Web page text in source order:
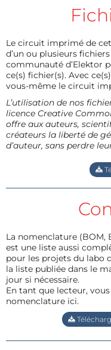
Le circuit imprimé de
d’un ou plusieurs
communauté d’Elektor
ce(s) fichier(s). Avec
vous-même le circuit
L’utilisation de nos
licence Creative
offre aux auteurs,
créateurs la liberté de
d’auteur, sans perdre
La nomenclature (BOM,
est une liste aussi
pour les projets du labo
la liste publiée dans le
jour si nécessaire.
En tant que lecteur,
nomenclature ici.